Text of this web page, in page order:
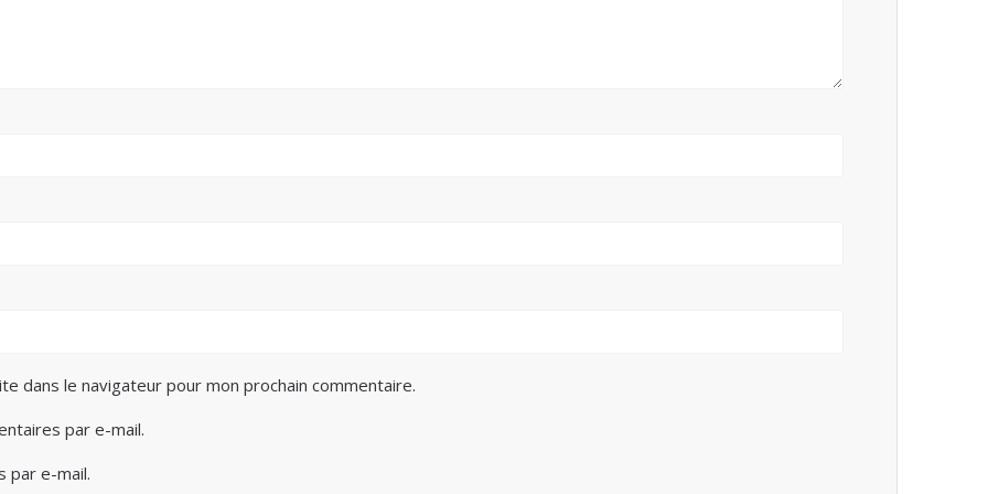
dans le navigateur pour mon prochain commentaire.
par e-mail.
par e-mail.